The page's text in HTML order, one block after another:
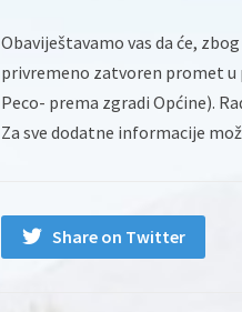
Obaviještavamo vas da će,
privremeno zatvoren promet u
Peco- prema zgradi Općine).
Za sve dodatne informacije
Share on Twitter